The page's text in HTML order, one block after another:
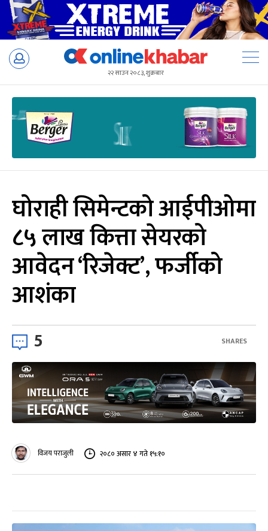
Skip
२२ साउन २०८३, शुक्रबार
घोराही सिमेन्टको आईपीओमा
८५ लाख कित्ता सेयरको
आवेदन ‘रिजेक्ट’, फर्जीको
आशंका
5 SHARES
विजय पराजुली २०८० असार ४ गते १५:१०